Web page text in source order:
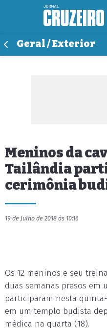
Geral / Exterior
Meninos da
Tailândia
cerimônia
19 de Julho de 2018 às 10:16
Os 12 meninos e seu
duas semanas presos em
participaram nesta
em um templo budista
médica na quarta (18).